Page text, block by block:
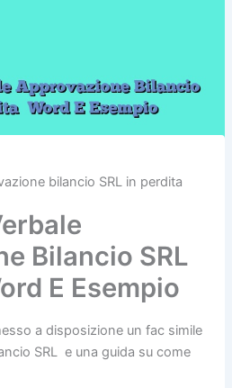
bilancio SRL in perdita​
Bilancio SRL
E Esempio
a disposizione un fac simile
SRL e una guida su come